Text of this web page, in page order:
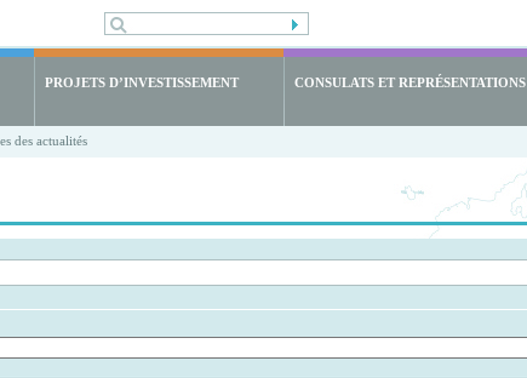
PROJETS D’INVESTISSEMENT CONSULATS ET REPRÉSENTATIONS
des actualités